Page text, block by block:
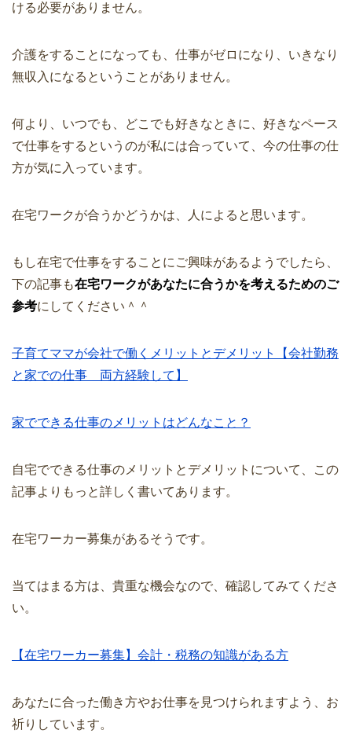
ける必要がありません。
介護をすることになっても、仕事がゼロになり、いきなり
無収入になるということがありません。
何より、いつでも、どこでも好きなときに、好きなペース
で仕事をするというのが私には合っていて、今の仕事の仕
方が気に入っています。
在宅ワークが合うかどうかは、人によると思います。
もし在宅で仕事をすることにご興味があるようでしたら、
下の記事も在宅ワークがあなたに合うかを考えるためのご
参考にしてください＾＾
子育てママが会社で働くメリットとデメリット【会社勤務
と家での仕事 両方経験して】
家でできる仕事のメリットはどんなこと？
自宅でできる仕事のメリットとデメリットについて、この
記事よりもっと詳しく書いてあります。
在宅ワーカー募集があるそうです。
当てはまる方は、貴重な機会なので、確認してみてくださ
い。
【在宅ワーカー募集】会計・税務の知識がある方
あなたに合った働き方やお仕事を見つけられますよう、お
祈りしています。